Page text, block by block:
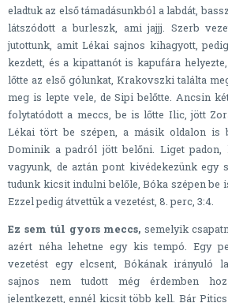
eladtuk az első támadásunkból a labdát,
látszódott a burleszk, ami jajjj. Szerb
jutottunk, amit Lékai sajnos kihagyott,
kezdett, és a kipattanót is kapufára
lőtte az első gólunkat, Krakovszki találta
meg is lepte vele, de Sipi belőtte. Ancsin
folytatódott a meccs, be is lőtte Ilic, jött
Lékai tört be szépen, a másik oldalon is
Dominik a padról jött belőni. Liget padon,
vagyunk, de aztán pont kivédekezünk egy
tudunk kicsit indulni belőle, Bóka szépen be
Ezzel pedig átvettük a vezetést, 8. perc, 3:4.
Ez sem túl gyors meccs, semelyik
azért néha lehetne egy kis tempó. Egy
vezetést egy elcsent, Bókának irányuló
sajnos nem tudott még érdemben
jelentkezett, ennél kicsit több kell. Bár